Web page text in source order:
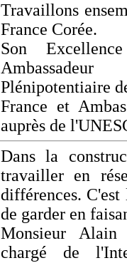
Travaillons
France Corée.
Son
Plénipotentiaire
France et
auprès de
Dans la
travailler en
différences.
de garder en
Monsieur Alain
chargé de